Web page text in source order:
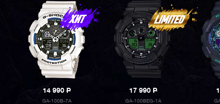
14 990P
GA-100B-7A
17 990P
GA-100BEG-1A